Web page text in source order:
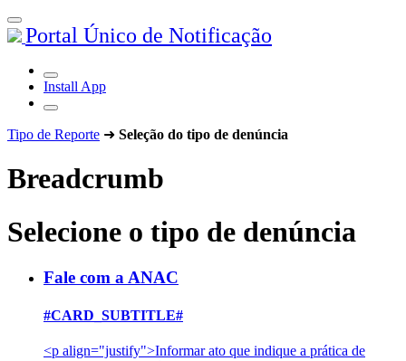
Portal Único de Notificação
Install App
Tipo de Reporte ➜ Seleção do tipo de denúncia
Breadcrumb
Selecione o tipo de denúncia
Fale com a ANAC
#CARD_SUBTITLE#
<p align="justify">Informar ato que indique a prática de